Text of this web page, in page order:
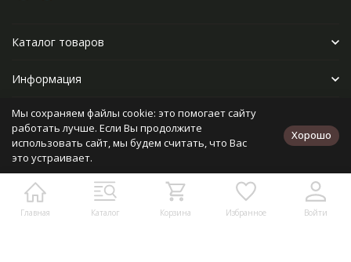
Главная Каталог Корзина Избранное Войти
Каталог товаров
Информация
Прочее
Политика персональных данных
Разработано в
bodysite.ru
Мы сохраняем файлы cookie: это помогает сайту
работать лучше. Если Вы продолжите
использовать сайт, мы будем считать, что Вас
это устраивает.
Хорошо